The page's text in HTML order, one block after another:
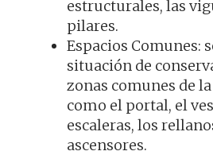
estructurales, las
pilares.
Espacios Comunes:
situación de
zonas comunes de
como el portal, el
escaleras, los
ascensores.